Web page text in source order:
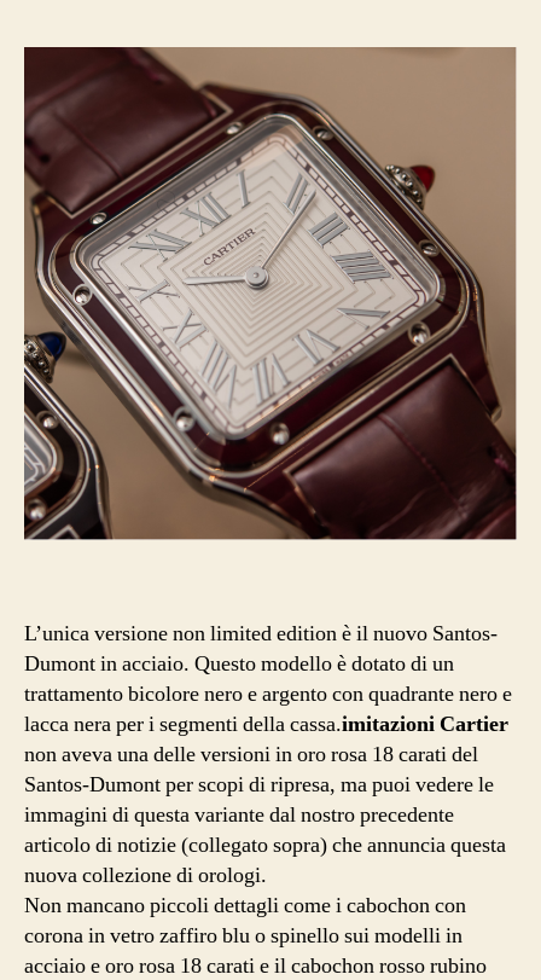
L’unica versione non limited edition è il nuovo Santos-
Dumont in acciaio. Questo modello è dotato di un
trattamento bicolore nero e argento con quadrante nero e
lacca nera per i segmenti della cassa.imitazioni Cartier
non aveva una delle versioni in oro rosa 18 carati del
Santos-Dumont per scopi di ripresa, ma puoi vedere le
immagini di questa variante dal nostro precedente
articolo di notizie (collegato sopra) che annuncia questa
nuova collezione di orologi.
Non mancano piccoli dettagli come i cabochon con
corona in vetro zaffiro blu o spinello sui modelli in
acciaio e oro rosa 18 carati e il cabochon rosso rubino